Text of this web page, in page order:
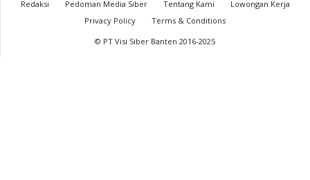
Redaksi Pedoman Media Siber Tentang Kami
Lowongan Kerja
Privacy Policy
Terms & Conditions
© PT Visi Siber Banten 2016-2025